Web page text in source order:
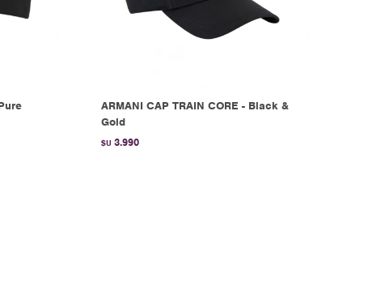
ARMANI CAP TRAIN CORE - Black &
Gold
$U 3.990